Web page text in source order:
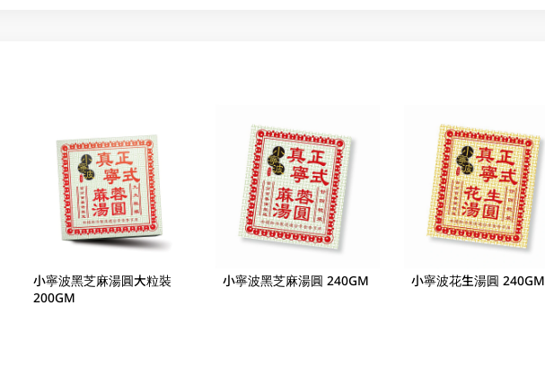
小寧波黑芝麻湯圓大粒裝
200GM
小寧波黑芝麻湯圓 240GM 小寧波花生湯圓 240GM